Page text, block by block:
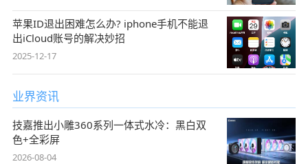
苹果ID退出困难怎么办? iphone手机不能退
出iCloud账号的解决妙招
2025-12-17
业界资讯
技嘉推出小雕360系列一体式水冷：黑白双
色+全彩屏
2026-08-04